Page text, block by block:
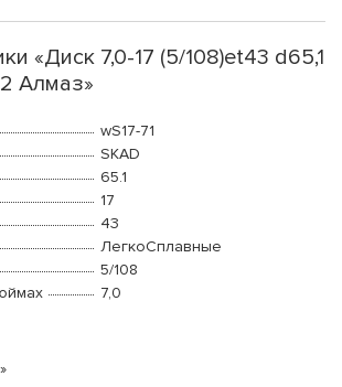
«Диск 7,0-17 (5/108)et43 d65,1
Алмаз»
wS17-71
SKAD
65.1
17
43
ЛегкоСплавные
5/108
7,0